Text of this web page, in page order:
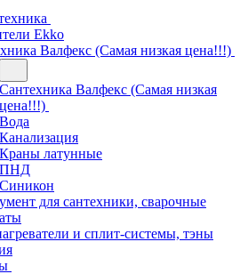
Ekko
Валфекс (Самая низкая цена!!!)
Сантехника Валфекс (Самая низкая
цена!!!)
Вода
Канализация
Краны латунные
ПНД
Синикон
для сантехники, сварочные
и сплит-системы, тэны